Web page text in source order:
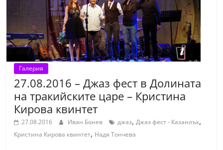
Галерия
27.08.2016 – Джаз фест в Долината
на тракийските царе – Кристина
Кирова квинтет
27.08.2016 Иван Бонев джаз,Джаз фест - Казанлък,
Кристина Кирова квинтет, Надя Тончева